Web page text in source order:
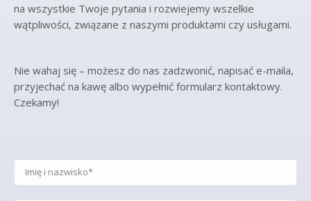
na wszystkie Twoje pytania i rozwiejemy wszelkie
wątpliwości, związane z naszymi produktami czy usługami.
Nie wahaj się – możesz do nas zadzwonić, napisać e-maila,
przyjechać na kawę albo wypełnić formularz kontaktowy.
Czekamy!